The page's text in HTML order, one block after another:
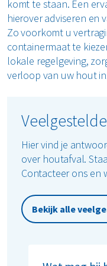
komt te staan. Een
hierover adviseren en
Zo voorkomt u
containermaat te
lokale regelgeving,
verloop van uw hout
Hier vind je
over houtafval.
Contacteer ons en
Bekijk alle